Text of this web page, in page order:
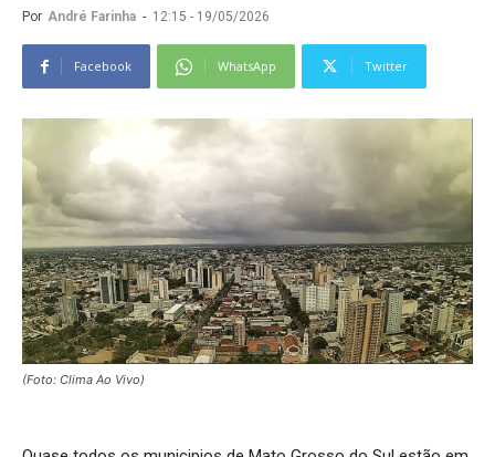
Por André Farinha - 12:15 - 19/05/2026
Facebook WhatsApp Twitter
(Foto: Clima Ao Vivo)